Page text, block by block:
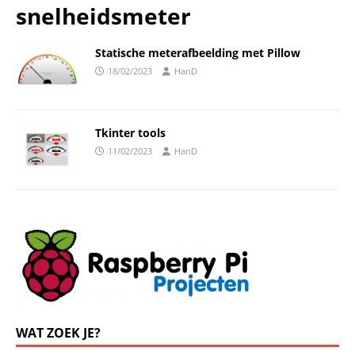
snelheidsmeter
Statische meterafbeelding met Pillow
18/02/2023 HanD
Tkinter tools
11/02/2023 HanD
WAT ZOEK JE?